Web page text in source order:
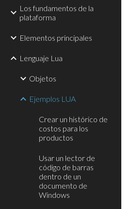
Los fundamentos de la
plataforma
Elementos principales
Lenguaje Lua
Objetos
Ejemplos LUA
Crear un histórico de
costos para los
productos
Usar un lector de
código de barras
dentro de un
documento de
Windows